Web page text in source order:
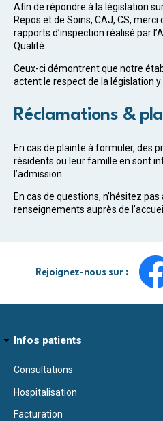
Afin de répondre à la législation
Repos et de Soins, CAJ, CS,
rapports d’inspection réalisé par
Qualité.
Ceux-ci démontrent que notre
actent le respect de la législation
Réclamations &
En cas de plainte à formuler, des
résidents ou leur famille en sont
l’admission.
En cas de questions, n’hésitez
renseignements auprès de
Rejoignez-nous sur :
Infos patients
Consultations
Hospitalisation
Facturation